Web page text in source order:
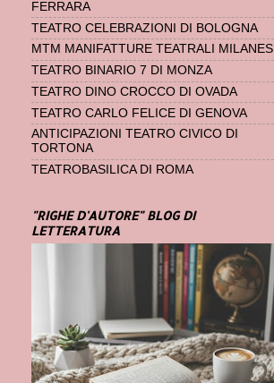
FERRARA
TEATRO CELEBRAZIONI DI BOLOGNA
MTM MANIFATTURE TEATRALI MILANESI
TEATRO BINARIO 7 DI MONZA
TEATRO DINO CROCCO DI OVADA
TEATRO CARLO FELICE DI GENOVA
ANTICIPAZIONI TEATRO CIVICO DI
TORTONA
TEATROBASILICA DI ROMA
"RIGHE D'AUTORE" BLOG DI
LETTERATURA